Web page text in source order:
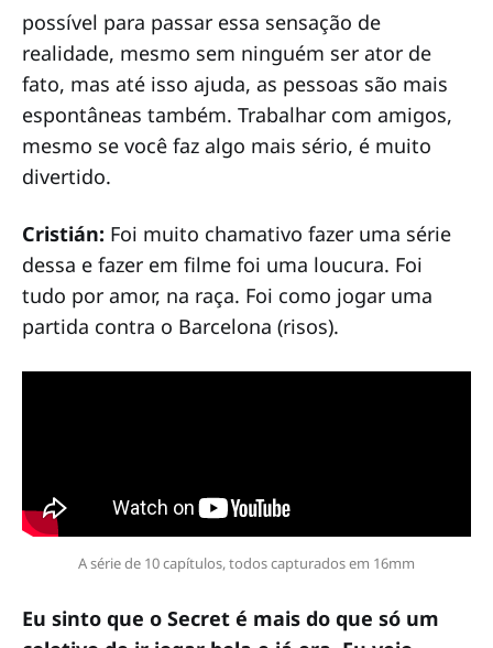
possível para passar essa sensação de
realidade, mesmo sem ninguém ser ator de
fato, mas até isso ajuda, as pessoas são mais
espontâneas também. Trabalhar com amigos,
mesmo se você faz algo mais sério, é muito
divertido.
Cristián: Foi muito chamativo fazer uma série
dessa e fazer em filme foi uma loucura. Foi
tudo por amor, na raça. Foi como jogar uma
partida contra o Barcelona (risos).
A série de 10 capítulos, todos capturados em 16mm
Eu sinto que o Secret é mais do que só um